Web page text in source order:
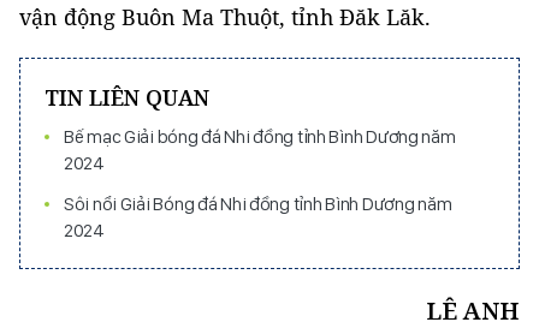
vận động Buôn Ma Thuột, tỉnh Đăk Lăk.
TIN LIÊN QUAN
Bế mạc Giải bóng đá Nhi đồng tỉnh Bình Dương năm
2024
Sôi nổi Giải Bóng đá Nhi đồng tỉnh Bình Dương năm
2024
LÊ ANH